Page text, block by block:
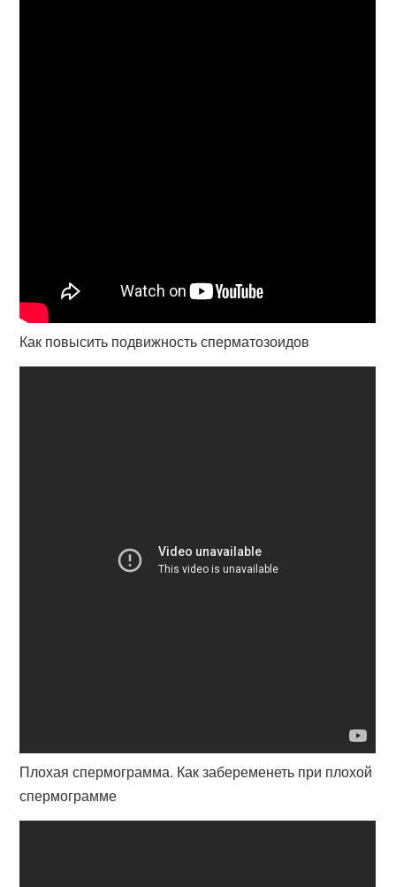
Как повысить подвижность сперматозоидов
Плохая спермограмма. Как забеременеть при плохой
спермограмме